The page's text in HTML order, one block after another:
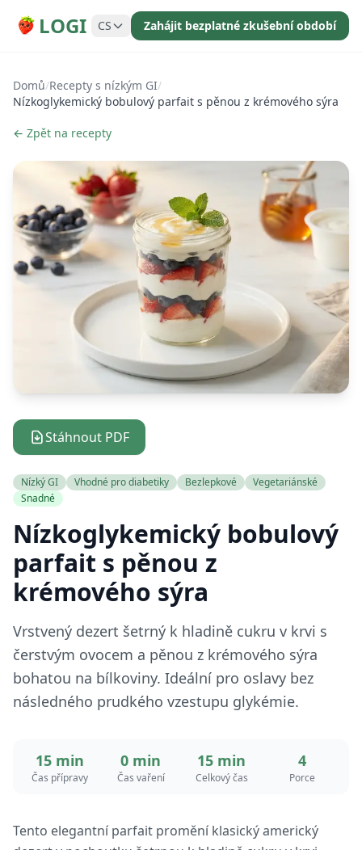
LOGI CS Zahájit bezplatné zkušební období
Domů/Recepty s nízkým GI/
Nízkoglykemický bobulový parfait s pěnou z krémového sýra
← Zpět na recepty
Stáhnout PDF
Nízký GI Vhodné pro diabetiky Bezlepkové
Vegetariánské
Snadné
Nízkoglykemický bobulový
parfait s pěnou z
krémového sýra
Vrstvený dezert šetrný k hladině cukru v krvi s
čerstvým ovocem a pěnou z krémového sýra
bohatou na bílkoviny. Ideální pro oslavy bez
následného prudkého vzestupu glykémie.
15 min
Čas přípravy
0 min
Čas vaření
15 min
Celkový čas
4
Porce
Tento elegantní parfait promění klasický americký